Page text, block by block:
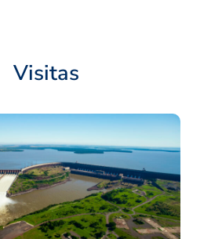
Visitas